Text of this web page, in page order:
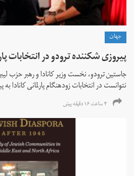
جهان
پیروزی شکننده ترودو در انتخابات
جاستین ترودو، نخست وزیر کانادا و رهبر حزب
نتوانست در انتخابات زود‌هنگام پارلمانی
۴ ساعت ۱۶ دقیقه پیش